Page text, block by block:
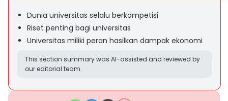
Dunia universitas selalu berkompetisi
Riset penting bagi universitas
Universitas miliki peran hasilkan dampak ekonomi
This section summary was AI-assisted and reviewed by
our editorial team.